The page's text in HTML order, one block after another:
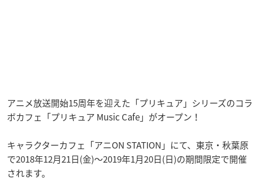
アニメ放送開始15周年を迎えた「プリキュア」シリーズのコラ
ボカフェ「プリキュア Music Cafe」がオープン！
キャラクターカフェ「アニON STATION」にて、東京・秋葉原
で2018年12月21日(金)～2019年1月20日(日)の期間限定で開催
されます。